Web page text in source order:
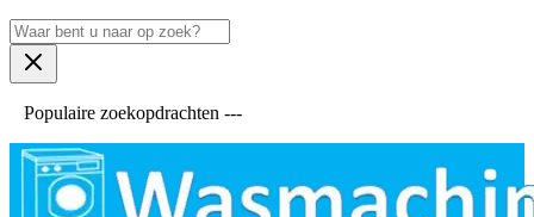
Populaire zoekopdrachten ---